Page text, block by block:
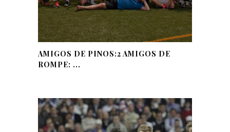
AMIGOS DE PINOS:2 AMIGOS DE
ROMPE: ...